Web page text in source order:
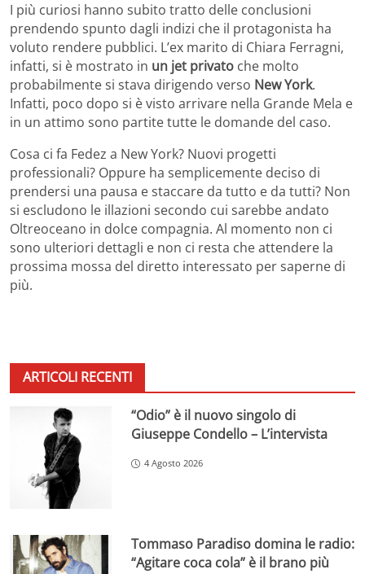
I più curiosi hanno subito tratto delle conclusioni
prendendo spunto dagli indizi che il protagonista ha
voluto rendere pubblici. L’ex marito di Chiara Ferragni,
infatti, si è mostrato in un jet privato che molto
probabilmente si stava dirigendo verso New York.
Infatti, poco dopo si è visto arrivare nella Grande Mela e
in un attimo sono partite tutte le domande del caso.
Cosa ci fa Fedez a New York? Nuovi progetti
professionali? Oppure ha semplicemente deciso di
prendersi una pausa e staccare da tutto e da tutti? Non
si escludono le illazioni secondo cui sarebbe andato
Oltreoceano in dolce compagnia. Al momento non ci
sono ulteriori dettagli e non ci resta che attendere la
prossima mossa del diretto interessato per saperne di
più.
ARTICOLI RECENTI
“Odio” è il nuovo singolo di
Giuseppe Condello – L’intervista
4 Agosto 2026
Tommaso Paradiso domina le radio:
“Agitare coca cola” è il brano più